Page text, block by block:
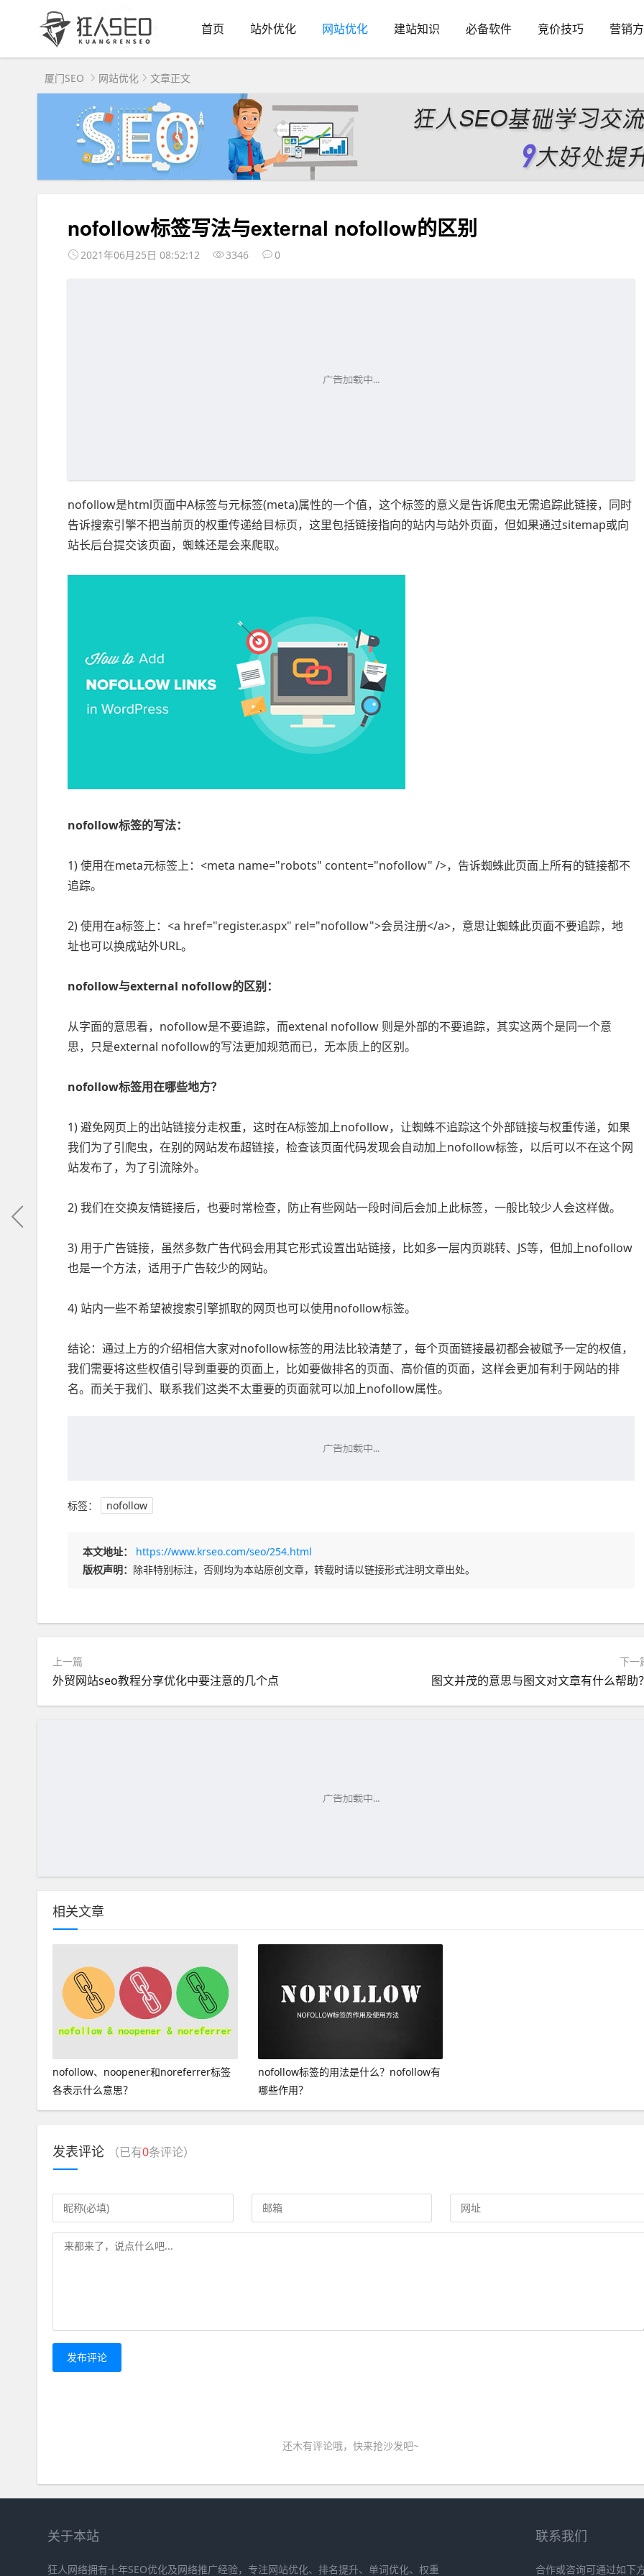
首页 站外优化 网站优化 建站知识 必备软件 竞价技巧 营销
厦门SEO 网站优化 文章正文
nofollow标签写法与external nofollow的区别
2021年06月25日 08:52:12 3346 0
nofollow是html页面中A标签与元标签(meta)属性的一个值，这个标签的意义是告诉爬虫无需追踪此链接，同时
告诉搜索引擎不把当前页的权重传递给目标页，这里包括链接指向的站内与站外页面，但如果通过sitemap或向
站长后台提交该页面，蜘蛛还是会来爬取。
nofollow标签的写法：
1) 使用在meta元标签上：<meta name="robots" content="nofollow" />，告诉蜘蛛此页面上所有的链接都不
追踪。
2) 使用在a标签上：<a href="register.aspx" rel="nofollow">会员注册</a>，意思让蜘蛛此页面不要追踪，地
址也可以换成站外URL。
nofollow与external nofollow的区别：
从字面的意思看，nofollow是不要追踪，而extenal nofollow 则是外部的不要追踪，其实这两个是同一个意
思，只是external nofollow的写法更加规范而已，无本质上的区别。
nofollow标签用在哪些地方？
1) 避免网页上的出站链接分走权重，这时在A标签加上nofollow，让蜘蛛不追踪这个外部链接与权重传递，如果
我们为了引爬虫，在别的网站发布超链接，检查该页面代码发现会自动加上nofollow标签，以后可以不在这个网
站发布了，为了引流除外。
2) 我们在交换友情链接后，也要时常检查，防止有些网站一段时间后会加上此标签，一般比较少人会这样做。
3) 用于广告链接，虽然多数广告代码会用其它形式设置出站链接，比如多一层内页跳转、JS等，但加上nofollow
也是一个方法，适用于广告较少的网站。
4) 站内一些不希望被搜索引擎抓取的网页也可以使用nofollow标签。
结论：通过上方的介绍相信大家对nofollow标签的用法比较清楚了，每个页面链接最初都会被赋予一定的权值，
我们需要将这些权值引导到重要的页面上，比如要做排名的页面、高价值的页面，这样会更加有利于网站的排
名。而关于我们、联系我们这类不太重要的页面就可以加上nofollow属性。
标签： nofollow
本文地址：
https://www.krseo.com/seo/254.html
版权声明： 除非特别标注，否则均为本站原创文章，转载时请以链接形式注明文章出处。
上一篇
外贸网站seo教程分享优化中要注意的几个点
下一
图文并茂的意思与图文对文章有什么帮助
相关文章
nofollow、noopener和noreferrer标签
各表示什么意思？
nofollow标签的用法是什么？nofollow有
哪些作用？
发表评论 （已有0条评论）
发布评论
还木有评论哦，快来抢沙发吧~
关于本站
狂人网络拥有十年SEO优化及网络推广经验，专注网站优化、排名提升、单词优化、权重
联系我们
合作或咨询可通过如下